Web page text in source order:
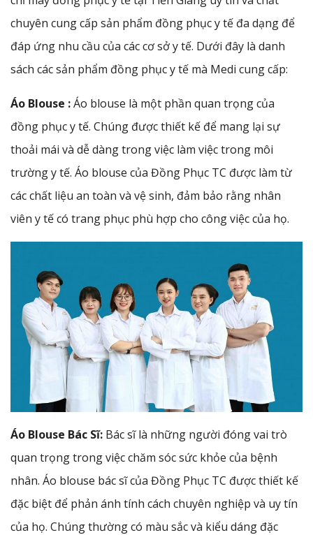
chuyên cung cấp sản phẩm đồng phục y tế đa dạng để
đáp ứng nhu cầu của các cơ sở y tế. Dưới đây là danh
sách các sản phẩm đồng phục y tế mà Medi cung cấp:
Áo Blouse :Áo blouse là một phần quan trọng của
đồng phục y tế. Chúng được thiết kế để mang lại sự
thoải mái và dễ dàng trong việc làm việc trong môi
trường y tế. Áo blouse của Đồng Phục TC được làm từ
các chất liệu an toàn và vệ sinh, đảm bảo rằng nhân
viên y tế có trang phục phù hợp cho công việc của họ.
Áo Blouse Bác Sĩ: Bác sĩ là những người đóng vai trò
quan trọng trong việc chăm sóc sức khỏe của bệnh
nhân. Áo blouse bác sĩ của Đồng Phục TC được thiết kế
đặc biệt để phản ánh tính cách chuyên nghiệp và uy tín
của họ. Chúng thường có màu sắc và kiểu dáng đặc